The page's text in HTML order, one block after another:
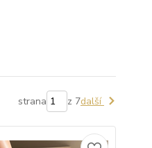
strana z 7další